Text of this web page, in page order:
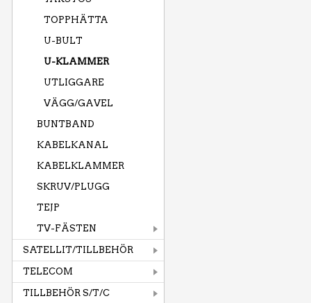
TOPPHÄTTA
U-BULT
U-KLAMMER
UTLIGGARE
VÄGG/GAVEL
BUNTBAND
KABELKANAL
KABELKLAMMER
SKRUV/PLUGG
TEJP
TV-FÄSTEN
SATELLIT/TILLBEHÖR
TELECOM
TILLBEHÖR S/T/C